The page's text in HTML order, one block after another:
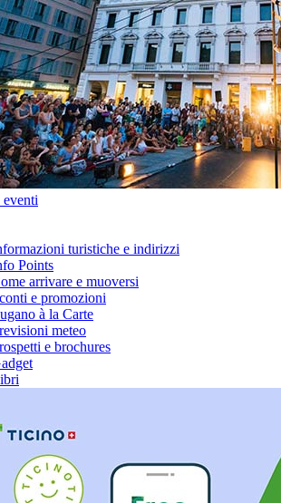
eventi
turistiche e indirizzi
Points
arrivare e muoversi
e promozioni
à la Carte
meteo
e brochures